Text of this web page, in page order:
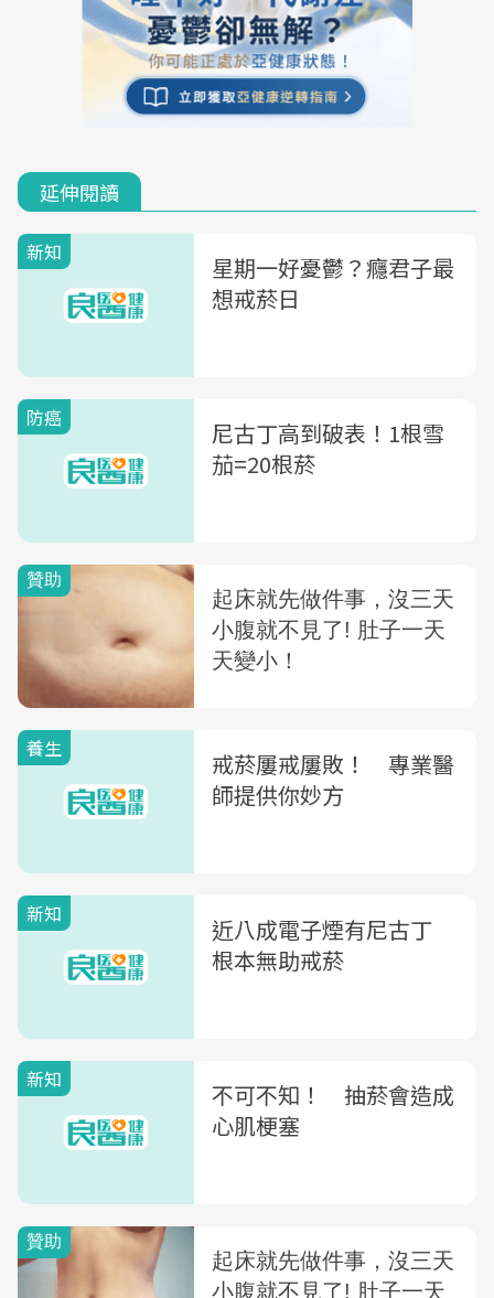
延伸閱讀
新知
星期一好憂鬱？癮君子最
想戒菸日
防癌
尼古丁高到破表！1根雪
茄=20根菸
養生
戒菸屢戒屢敗！ 專業醫
師提供你妙方
新知
近八成電子煙有尼古丁
根本無助戒菸
新知
不可不知！ 抽菸會造成
心肌梗塞